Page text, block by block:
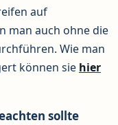
auf
man auch ohne die
Wie man
können sie hier
sollte